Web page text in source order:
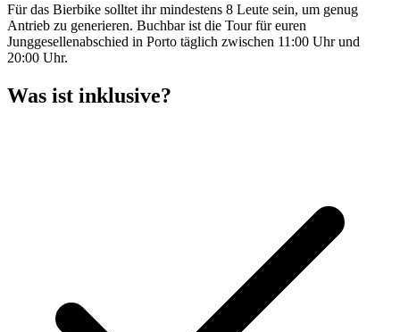
Für das Bierbike solltet ihr mindestens 8 Leute sein, um genug
Antrieb zu generieren. Buchbar ist die Tour für euren
Junggesellenabschied in Porto täglich zwischen 11:00 Uhr und
20:00 Uhr.
Was ist inklusive?